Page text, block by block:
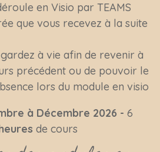
en Visio par TEAMS
que vous recevez à la suite
à vie afin de revenir à
précédent ou de pouvoir le
lors du module en visio
à Décembre 2026 - 6
de cours